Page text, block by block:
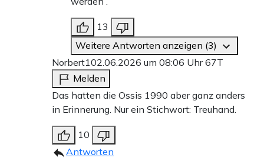
13
Weitere Antworten anzeigen (3)
Norbert102.06.2026 um 08:06 Uhr67T
Melden
Das hatten die Ossis 1990 aber ganz anders
in Erinnerung. Nur ein Stichwort: Treuhand.
10
Antworten